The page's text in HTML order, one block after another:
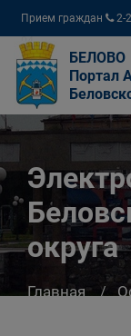
Прием граждан
2-
04
БЕЛОВО
Портал
округа
Главная